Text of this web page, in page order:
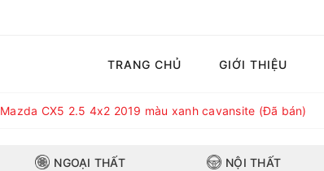
TRANG CHỦ GIỚI THIỆU
Mazda CX5 2.5 4x2 2019 màu xanh cavansite (Đã bán)
NGOẠI THẤT NỘI THẤT